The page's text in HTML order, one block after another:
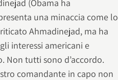
(Obama ha
una minaccia come lo
Ahmadinejad, ma ha
interessi americani e
Non tutti sono d’accordo.
comandante in capo non